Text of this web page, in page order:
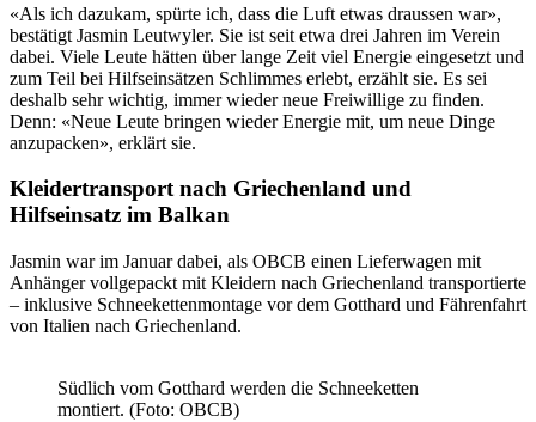
«Als ich dazukam, spürte ich, dass die Luft etwas draussen war»,
bestätigt Jasmin Leutwyler. Sie ist seit etwa drei Jahren im Verein
dabei. Viele Leute hätten über lange Zeit viel Energie eingesetzt und
zum Teil bei Hilfseinsätzen Schlimmes erlebt, erzählt sie. Es sei
deshalb sehr wichtig, immer wieder neue Freiwillige zu finden.
Denn: «Neue Leute bringen wieder Energie mit, um neue Dinge
anzupacken», erklärt sie.
Kleidertransport nach Griechenland und
Hilfseinsatz im Balkan
Jasmin war im Januar dabei, als OBCB einen Lieferwagen mit
Anhänger vollgepackt mit Kleidern nach Griechenland transportierte
– inklusive Schneekettenmontage vor dem Gotthard und Fährenfahrt
von Italien nach Griechenland.
Südlich vom Gotthard werden die Schneeketten
montiert. (Foto: OBCB)